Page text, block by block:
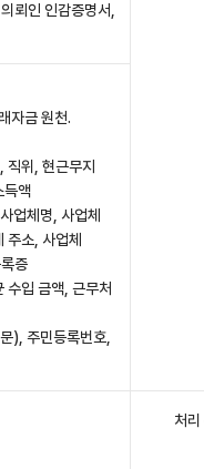
뢰인 인감증명서,
자금 원천.
직위, 현근무지
득액
업체명, 사업체
주소, 사업체
증
수입 금액, 근무처
), 주민등록번호,
처